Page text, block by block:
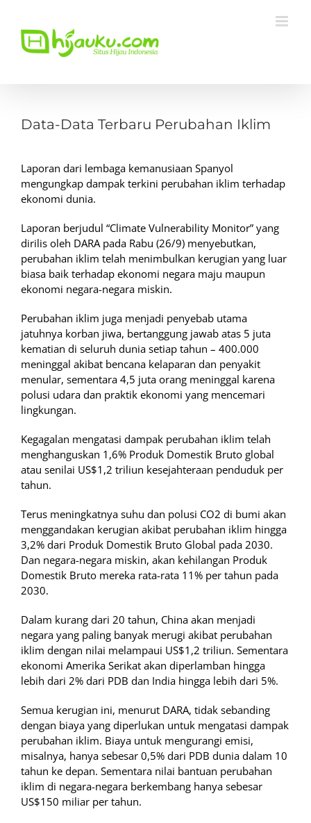
content
Larger
Image
Data-Data Terbaru Perubahan Iklim
Laporan dari lembaga kemanusiaan Spanyol
mengungkap dampak terkini perubahan iklim terhadap
ekonomi dunia.
Laporan berjudul “Climate Vulnerability Monitor” yang
dirilis oleh DARA pada Rabu (26/9) menyebutkan,
perubahan iklim telah menimbulkan kerugian yang luar
biasa baik terhadap ekonomi negara maju maupun
ekonomi negara-negara miskin.
Perubahan iklim juga menjadi penyebab utama
jatuhnya korban jiwa, bertanggung jawab atas 5 juta
kematian di seluruh dunia setiap tahun – 400.000
meninggal akibat bencana kelaparan dan penyakit
menular, sementara 4,5 juta orang meninggal karena
polusi udara dan praktik ekonomi yang mencemari
lingkungan.
Kegagalan mengatasi dampak perubahan iklim telah
menghanguskan 1,6% Produk Domestik Bruto global
atau senilai US$1,2 triliun kesejahteraan penduduk per
tahun.
Terus meningkatnya suhu dan polusi CO2 di bumi akan
menggandakan kerugian akibat perubahan iklim hingga
3,2% dari Produk Domestik Bruto Global pada 2030.
Dan negara-negara miskin, akan kehilangan Produk
Domestik Bruto mereka rata-rata 11% per tahun pada
2030.
Dalam kurang dari 20 tahun, China akan menjadi
negara yang paling banyak merugi akibat perubahan
iklim dengan nilai melampaui US$1,2 triliun. Sementara
ekonomi Amerika Serikat akan diperlamban hingga
lebih dari 2% dari PDB dan India hingga lebih dari 5%.
Semua kerugian ini, menurut DARA, tidak sebanding
dengan biaya yang diperlukan untuk mengatasi dampak
perubahan iklim. Biaya untuk mengurangi emisi,
misalnya, hanya sebesar 0,5% dari PDB dunia dalam 10
tahun ke depan. Sementara nilai bantuan perubahan
iklim di negara-negara berkembang hanya sebesar
US$150 miliar per tahun.